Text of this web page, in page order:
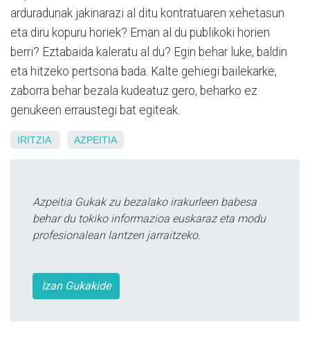
arduradunak jakinarazi al ditu kontratuaren xehetasun
eta diru kopuru horiek? Eman al du publikoki horien
berri? Eztabaida kaleratu al du? Egin behar luke, baldin
eta hitzeko pertsona bada. Kalte gehiegi bailekarke,
zaborra behar bezala kudeatuz gero, beharko ez
genukeen erraustegi bat egiteak.
IRITZIA AZPEITIA
Azpeitia Gukak zu bezalako irakurleen babesa
behar du tokiko informazioa euskaraz eta modu
profesionalean lantzen jarraitzeko.
Izan Gukakide